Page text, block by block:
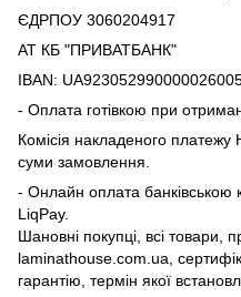
ЄДРПОУ 3060204917
АТ КБ "ПРИВАТБАНК"
IВAN:
- Оплата готівкою при
Комісія накладеного
суми замовлення.
- Онлайн оплата банківською
LiqPay.
Шановні покупці, всі товари,
laminathouse.com.ua,
гарантію, термін якої